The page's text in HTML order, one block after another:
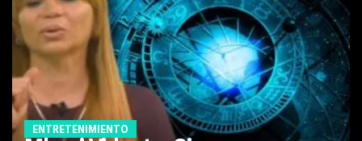
ENTRETENIMIENTO